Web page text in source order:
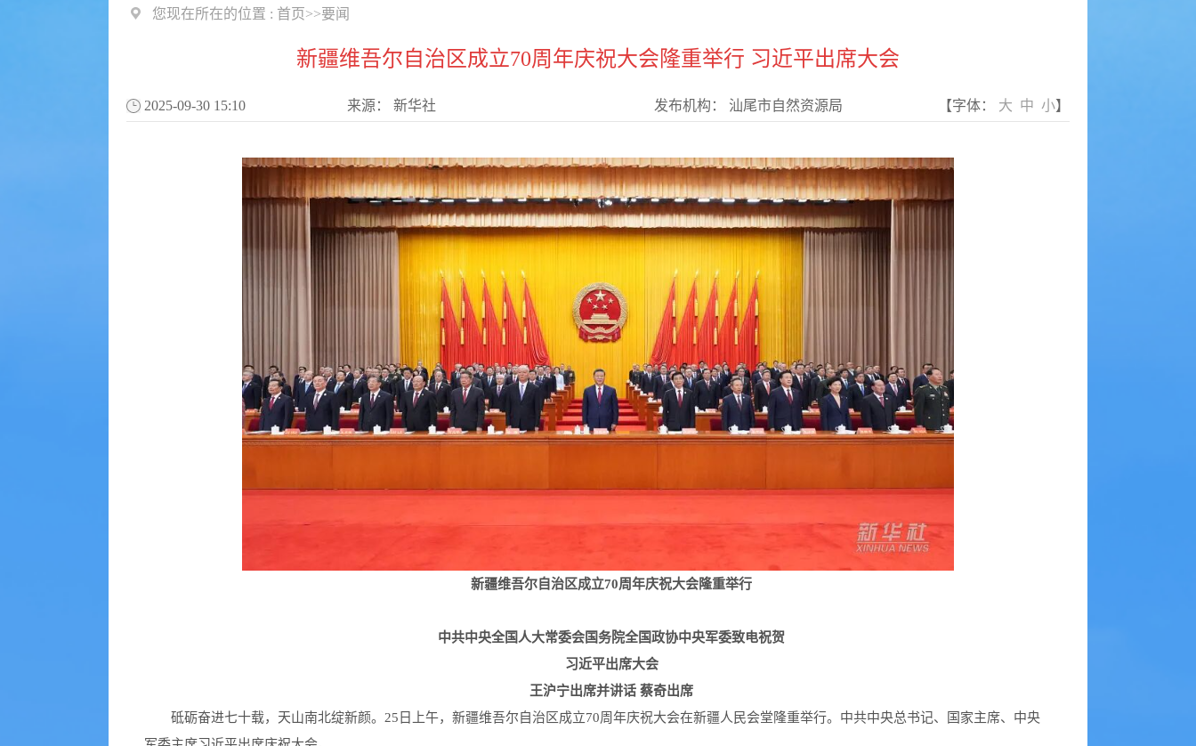
您现在所在的位置 : 首页>>要闻
新疆维吾尔自治区成立70周年庆祝大会隆重举行 习近平出席大会
2025-09-30 15:10 来源： 新华社 发布机构： 汕尾市自然资源局 【字体： 大 中 小】
新疆维吾尔自治区成立70周年庆祝大会隆重举行
中共中央全国人大常委会国务院全国政协中央军委致电祝贺
习近平出席大会
王沪宁出席并讲话 蔡奇出席
砥砺奋进七十载，天山南北绽新颜。25日上午，新疆维吾尔自治区成立70周年庆祝大会在新疆人民会堂隆重举行。中共中央总书记、国家主席、中央